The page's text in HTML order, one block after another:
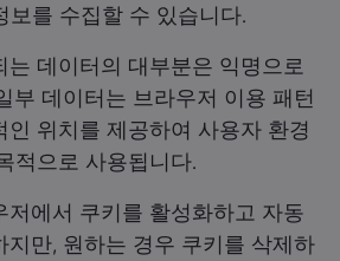
보를 수집할 수 있습니다.
는 데이터의 대부분은 익명으로
부 데이터는 브라우저 이용 패턴
인 위치를 제공하여 사용자 환경
적으로 사용됩니다.
저에서 쿠키를 활성화하고 자동
지만, 원하는 경우 쿠키를 삭제하